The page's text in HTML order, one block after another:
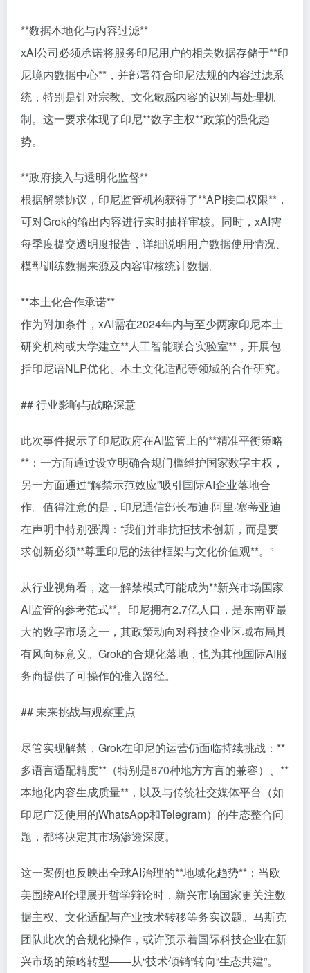
**数据本地化与内容过滤**
xAI公司必须承诺将服务印尼用户的相关数据存储于**印
尼境内数据中心**，并部署符合印尼法规的内容过滤系
统，特别是针对宗教、文化敏感内容的识别与处理机
制。这一要求体现了印尼**数字主权**政策的强化趋
势。
**政府接入与透明化监督**
根据解禁协议，印尼监管机构获得了**API接口权限**，
可对Grok的输出内容进行实时抽样审核。同时，xAI需
每季度提交透明度报告，详细说明用户数据使用情况、
模型训练数据来源及内容审核统计数据。
**本土化合作承诺**
作为附加条件，xAI需在2024年内与至少两家印尼本土
研究机构或大学建立**人工智能联合实验室**，开展包
括印尼语NLP优化、本土文化适配等领域的合作研究。
## 行业影响与战略深意
此次事件揭示了印尼政府在AI监管上的**精准平衡策略
**：一方面通过设立明确合规门槛维护国家数字主权，
另一方面通过“解禁示范效应”吸引国际AI企业落地合
作。值得注意的是，印尼通信部长布迪·阿里·塞蒂亚迪
在声明中特别强调：“我们并非抗拒技术创新，而是要
求创新必须**尊重印尼的法律框架与文化价值观**。”
从行业视角看，这一解禁模式可能成为**新兴市场国家
AI监管的参考范式**。印尼拥有2.7亿人口，是东南亚最
大的数字市场之一，其政策动向对科技企业区域布局具
有风向标意义。Grok的合规化落地，也为其他国际AI服
务商提供了可操作的准入路径。
## 未来挑战与观察重点
尽管实现解禁，Grok在印尼的运营仍面临持续挑战：**
多语言适配精度**（特别是670种地方方言的兼容）、**
本地化内容生成质量**，以及与传统社交媒体平台（如
印尼广泛使用的WhatsApp和Telegram）的生态整合问
题，都将决定其市场渗透深度。
这一案例也反映出全球AI治理的**地域化趋势**：当欧
美围绕AI伦理展开哲学辩论时，新兴市场国家更关注数
据主权、文化适配与产业技术转移等务实议题。马斯克
团队此次的合规化操作，或许预示着国际科技企业在新
兴市场的策略转型——从“技术倾销”转向“生态共建”。